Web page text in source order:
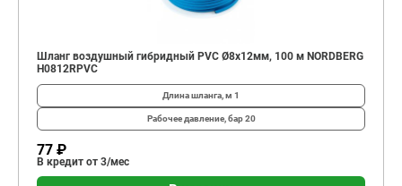
Шланг воздушный гибридный PVC Ø8х12мм, 100 м NORDBERG
H0812RPVC
Длина шланга, м 1
Рабочее давление, бар20
77 ₽
В кредит от 3/мес